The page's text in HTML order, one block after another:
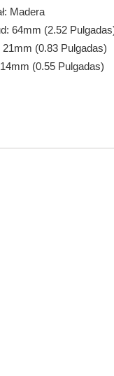
Madera
64mm (2.52
21mm (0.83 Pulgadas)
(0.55 Pulgadas)